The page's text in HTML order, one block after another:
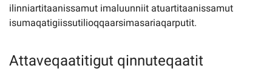
ilinniartitaanissamut imaluunniit atuartitaanissamut
isumaqatigiissutilioqqaarsimasariaqarputit.
Attaveqaatitigut qinnuteqaatit